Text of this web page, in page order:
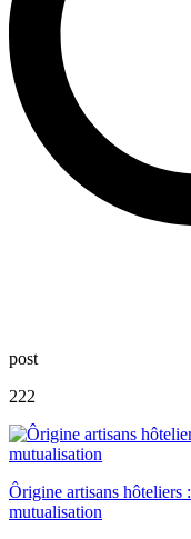
post
222
Ôrigine artisans hôteliers
mutualisation